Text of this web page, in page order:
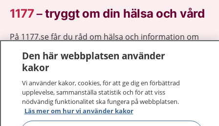
1177–tryggt om din hälsa och vård
På 1177.se får du råd om hälsa och information om
Logga in för att läsa din journal och göra dina
vårdärenden. Ring telefonnummer 1177 för
sjukvårdsrådgivning dygnet runt.
1177 ger dig råd när du vill må bättre.
Den här webbplatsen använder
kakor
Vi använder kakor, cookies, för att ge dig en förbättrad
upplevelse, sammanställa statistik och för att viss
nödvändig funktionalitet ska fungera på webbplatsen.
Läs mer om hur vi använder kakor